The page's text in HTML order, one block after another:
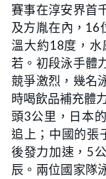
7
.
2
7
賽事在淳安界首
及方胤在內，16
溫大約18度，
若。初段泳手體
競爭激烈，幾名
時喝飲品補充體
頭3公里，日本
追上；中國的張
後發力加速，5
辰。兩位國家隊